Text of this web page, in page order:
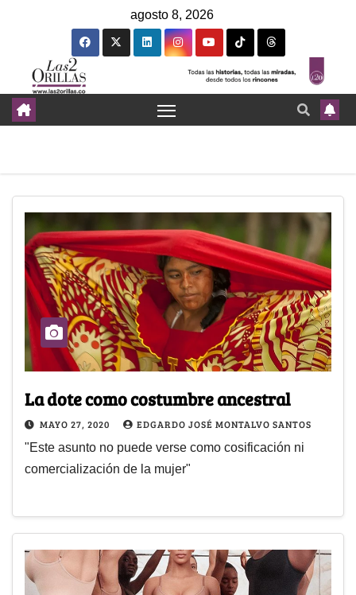
agosto 8, 2026
La dote como costumbre ancestral
MAYO 27, 2020 EDGARDO JOSÉ MONTALVO SANTOS
"Este asunto no puede verse como cosificación ni
comercialización de la mujer"